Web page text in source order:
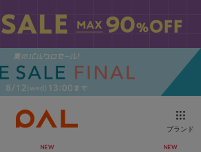
ブランド